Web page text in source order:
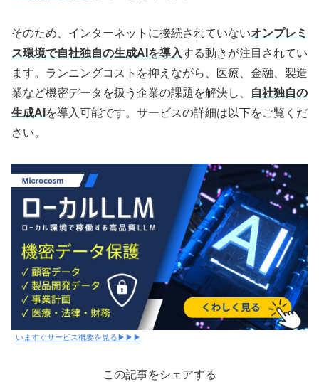
そのため、インターネットに接続されていないオンプレミ
ス環境で自社独自の生成AIを導入する動きが注目されてい
ます。ランニングコストを抑えながら、医療、金融、製造
業など機密データを扱う企業の課題を解決し、
自社独自の
生成AI を導入可能です。サービスの詳細は以下をご覧くだ
さい。
いますぐサービス概要を見る▶▶▶
この記事をシェアする